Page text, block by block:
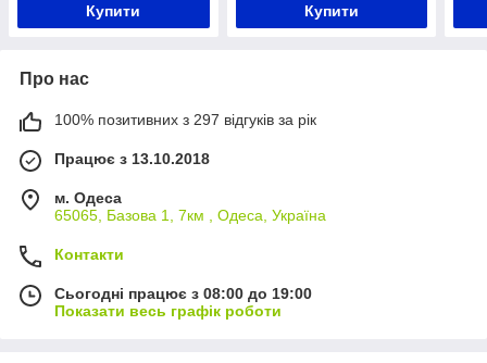
Купити Купити
Про нас
100% позитивних з 297 відгуків за рік
Працює з 13.10.2018
м. Одеса
65065, Базова 1, 7км , Одеса, Україна
Контакти
Сьогодні працює з 08:00 до 19:00
Показати весь графік роботи